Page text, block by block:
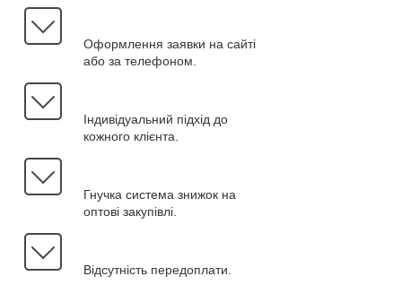
Оформлення заявки на сайті
або за телефоном.
Індивідуальний підхід до
кожного клієнта.
Гнучка система знижок на
оптові закупівлі.
Відсутність передоплати.